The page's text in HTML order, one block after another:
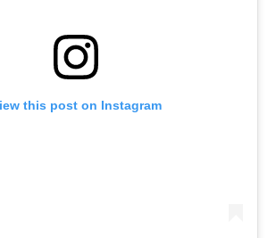
this post on Instagram